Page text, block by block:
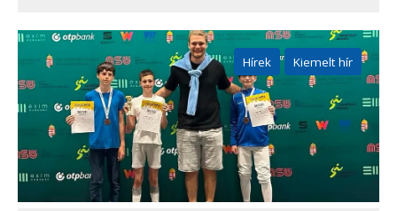
Hírek Kiemelt hír